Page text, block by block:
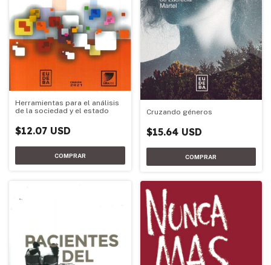
Herramientas para el análisis
de la sociedad y el estado
$12.07 USD
Cruzando géneros
$15.64 USD